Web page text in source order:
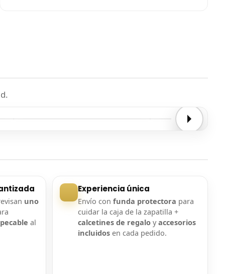
Entrega confirmada
uno
al
Experiencia única
Envío confunda protectora para
cuidar la caja de la zapatilla +
calcetines de regalo yaccesorios
incluidos en cada pedido.